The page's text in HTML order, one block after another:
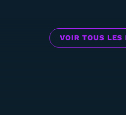
VOIR TOUS LES